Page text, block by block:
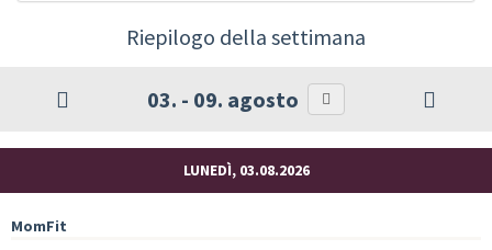
Riepilogo della settimana
03. - 09. agosto
LUNEDÌ, 03.08.2026
MomFit